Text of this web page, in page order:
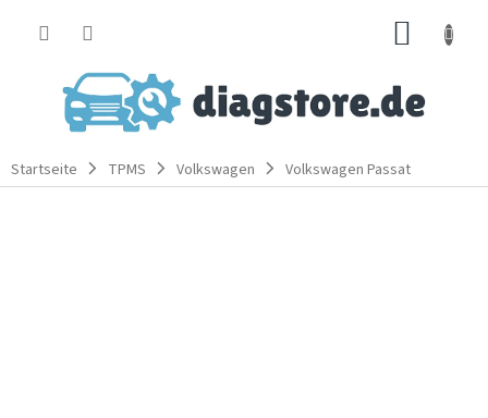
Startseite TPMS Volkswagen Volkswagen Passat